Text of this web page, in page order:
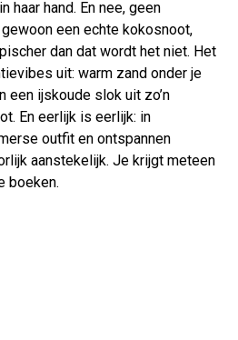
haar hand. En nee, geen
een echte kokosnoot,
dan dat wordt het niet. Het
uit: warm zand onder je
een ijskoude slok uit zo’n
En eerlijk is eerlijk: in
outfit en ontspannen
aanstekelijk. Je krijgt meteen
boeken.